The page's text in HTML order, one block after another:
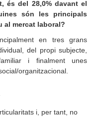
és del 28,0% davant el
són les principals
al mercat laboral?
en tres grans
del propi subjecte,
i finalment unes
organitzacional.
i, per tant, no